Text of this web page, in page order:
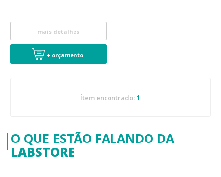
mais detalhes
+ orçamento
Ítem encontrado: 1
O QUE ESTÃO FALANDO DA
LABSTORE